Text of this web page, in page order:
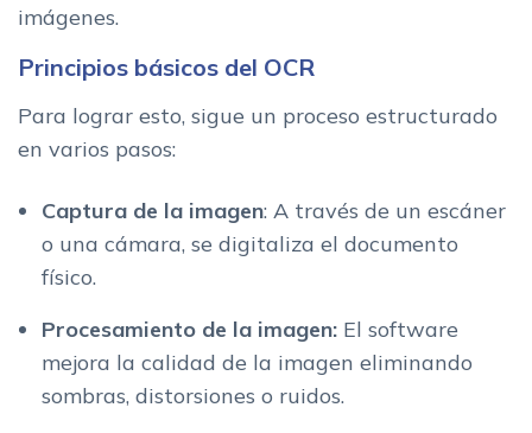
imágenes.
Principios básicos del OCR
Para lograr esto, sigue un proceso estructurado
en varios pasos:
Captura de la imagen: A través de un escáner
o una cámara, se digitaliza el documento
físico.
Procesamiento de la imagen: El software
mejora la calidad de la imagen eliminando
sombras, distorsiones o ruidos.